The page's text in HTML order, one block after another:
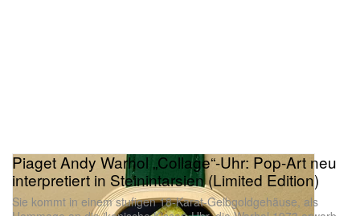
Piaget Andy Warhol „Collage“-Uhr: Pop-Art neu
interpretiert in Steinintarsien (Limited Edition)
Sie kommt in einem stufigen 18-Karat-Gelbgoldgehäuse, als